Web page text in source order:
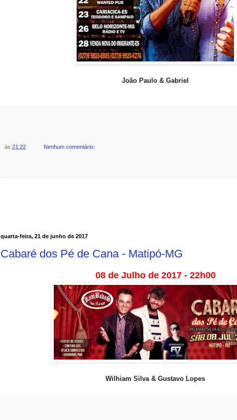
João Paulo & Gabriel
às 21:22 Nenhum comentário:
quarta-feira, 21 de junho de 2017
Cabaré dos Pé de Cana - Matipó-MG
08 de Julho de 2017 - 22h00
Wilhiam Silva & Gustavo Lopes